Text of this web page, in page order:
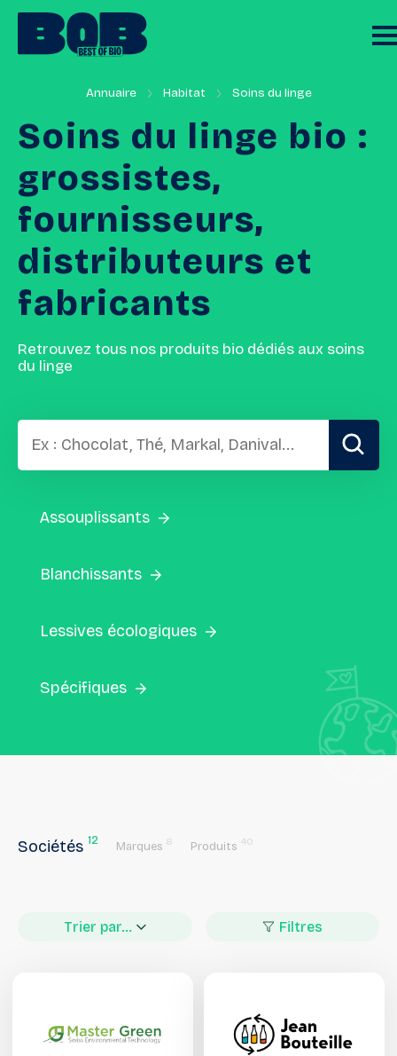
Annuaire Habitat Soins du linge
Soins du linge bio :
grossistes,
fournisseurs,
distributeurs et
fabricants
Retrouvez tous nos produits bio dédiés aux soins
du linge
Assouplissants
Blanchissants
Lessives écologiques
Spécifiques
Sociétés 12 Marques 8 Produits 40
Trier par... Filtres